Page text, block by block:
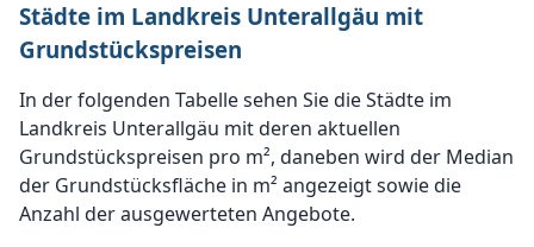
Städte im Landkreis Unterallgäu mit
Grundstückspreisen
In der folgenden Tabelle sehen Sie die Städte im
Landkreis Unterallgäu mit deren aktuellen
Grundstückspreisen pro m², daneben wird der Median
der Grundstücksfläche in m² angezeigt sowie die
Anzahl der ausgewerteten Angebote.